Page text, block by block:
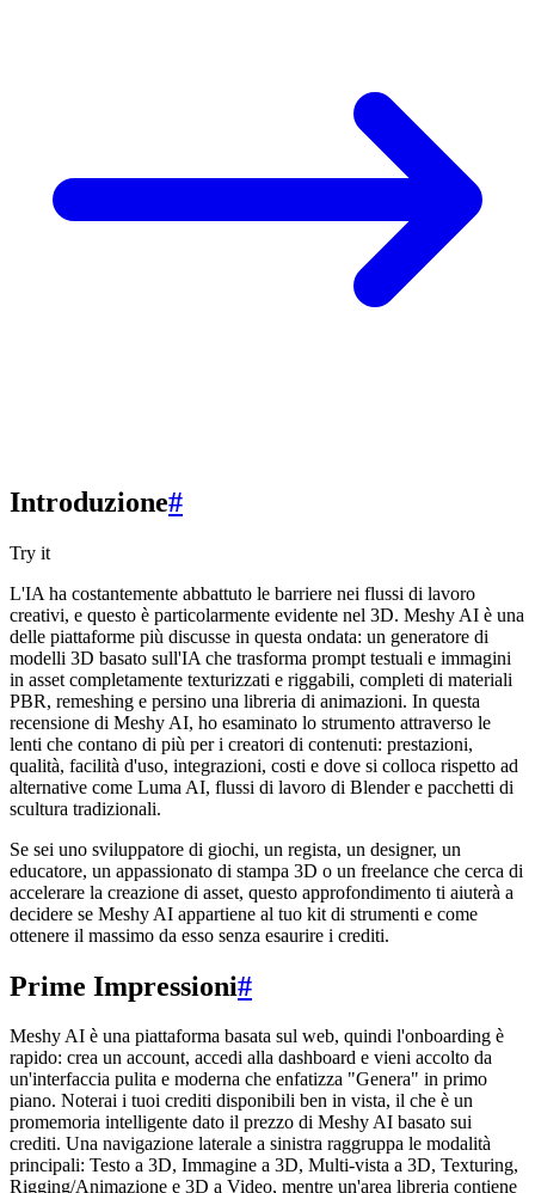
Introduzione#
Try it
L'IA ha costantemente abbattuto le barriere nei flussi di lavoro
creativi, e questo è particolarmente evidente nel 3D. Meshy AI è una
delle piattaforme più discusse in questa ondata: un generatore di
modelli 3D basato sull'IA che trasforma prompt testuali e immagini
in asset completamente texturizzati e riggabili, completi di materiali
PBR, remeshing e persino una libreria di animazioni. In questa
recensione di Meshy AI, ho esaminato lo strumento attraverso le
lenti che contano di più per i creatori di contenuti: prestazioni,
qualità, facilità d'uso, integrazioni, costi e dove si colloca rispetto ad
alternative come Luma AI, flussi di lavoro di Blender e pacchetti di
scultura tradizionali.
Se sei uno sviluppatore di giochi, un regista, un designer, un
educatore, un appassionato di stampa 3D o un freelance che cerca di
accelerare la creazione di asset, questo approfondimento ti aiuterà a
decidere se Meshy AI appartiene al tuo kit di strumenti e come
ottenere il massimo da esso senza esaurire i crediti.
Prime Impressioni#
Meshy AI è una piattaforma basata sul web, quindi l'onboarding è
rapido: crea un account, accedi alla dashboard e vieni accolto da
un'interfaccia pulita e moderna che enfatizza "Genera" in primo
piano. Noterai i tuoi crediti disponibili ben in vista, il che è un
promemoria intelligente dato il prezzo di Meshy AI basato sui
crediti. Una navigazione laterale a sinistra raggruppa le modalità
principali: Testo a 3D, Immagine a 3D, Multi-vista a 3D, Texturing,
Rigging/Animazione e 3D a Video, mentre un'area libreria contiene